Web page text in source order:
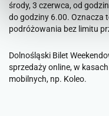
środy, 3 czerwca, od
do godziny 6.00. Oznacza
podróżowania bez limitu
Dolnośląski Bilet
sprzedaży online, w
mobilnych, np. Koleo.